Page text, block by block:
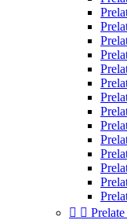
 